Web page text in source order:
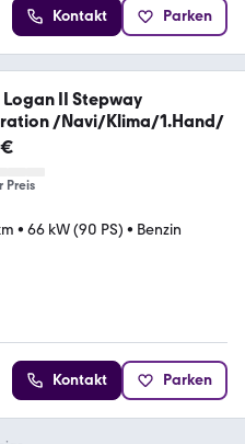
Kontakt Parken
II Stepway
/Navi/Klima/1.Hand/
Preis
• 66 kW (90 PS) • Benzin
Kontakt Parken